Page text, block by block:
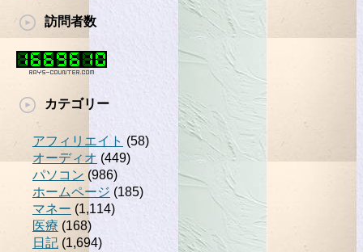
訪問者数
カテゴリー
アフィリエイト (58)
オーディオ (449)
パソコン (986)
ホームページ (185)
マネー (1,114)
医療 (168)
日記 (1,694)